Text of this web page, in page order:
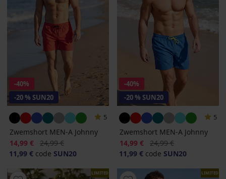
-40%
-20 % SUN20
5
Zwemshort MEN-A Johnny
Korting
14,99 € Oorspronkelijke prijs
24,99 €
11,99 € code SUN20
-40%
-20 % SUN20
5
Zwemshort MEN-A Johnny
Korting
14,99 € Oorspronkelijke prijs
24,99 €
11,99 € code SUN20
LIMITED LIMITED